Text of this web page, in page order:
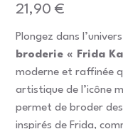
Prix
21,90 €
Plongez dans
broderie « Frida
moderne et raffinée
artistique de l’icône
permet de broder
inspirés de Frida,